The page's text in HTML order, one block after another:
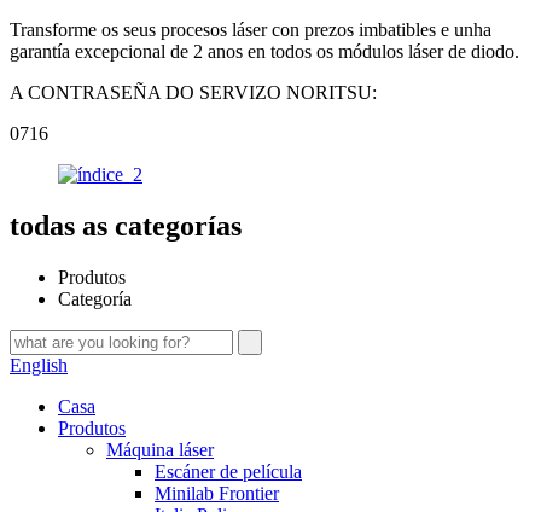
Transforme os seus procesos láser con prezos imbatibles e unha
garantía excepcional de 2 anos en todos os módulos láser de diodo.
A CONTRASEÑA DO SERVIZO NORITSU:
0716
todas as categorías
Produtos
Categoría
English
Casa
Produtos
Máquina láser
Escáner de película
Minilab Frontier